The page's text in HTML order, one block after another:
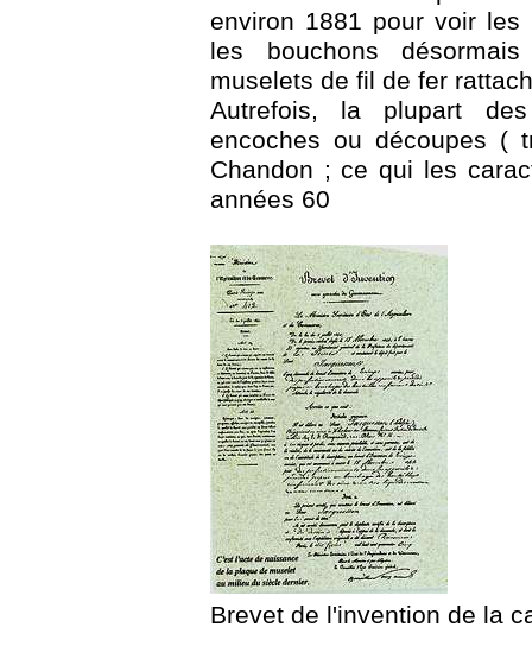
environ 1881 pour voir
les bouchons
muselets de fil de fer
Autrefois, la plupart
encoches ou découpes (
Chandon ; ce qui les
années 60
Brevet de l'invention de la